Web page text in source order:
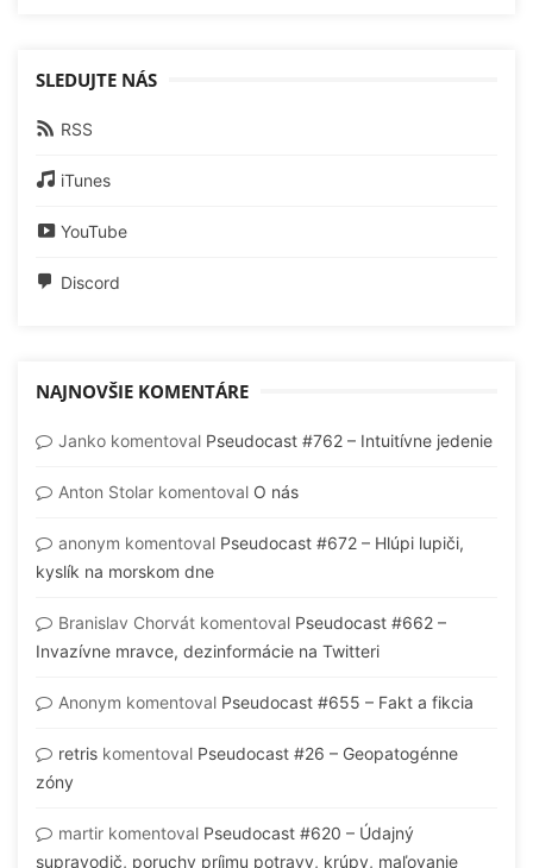
SLEDUJTE NÁS
RSS
iTunes
YouTube
Discord
NAJNOVŠIE KOMENTÁRE
Janko komentoval Pseudocast #762 – Intuitívne jedenie
Anton Stolar komentoval O nás
anonym komentoval Pseudocast #672 – Hlúpi lupiči,
kyslík na morskom dne
Branislav Chorvát komentoval Pseudocast #662 –
Invazívne mravce, dezinformácie na Twitteri
Anonym komentoval Pseudocast #655 – Fakt a fikcia
retris komentoval Pseudocast #26 – Geopatogénne
zóny
martir komentoval Pseudocast #620 – Údajný
supravodič, poruchy príjmu potravy, krúpy, maľovanie